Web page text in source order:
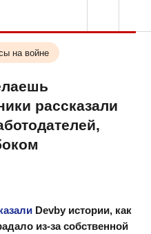
на войне
рассказали
Devby истории, как
из-за собственной